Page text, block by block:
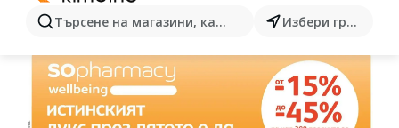
Търсене на магазини, категории, продукти...Избери град